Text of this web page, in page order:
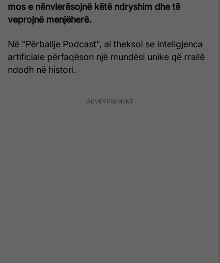
mos e nënvlerësojnë këtë ndryshim dhe të
veprojnë menjëherë.
Në “Përballje Podcast”, ai theksoi se inteligjenca
artificiale përfaqëson një mundësi unike që rrallë
ndodh në histori.